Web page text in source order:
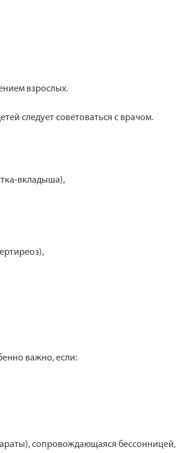
взрослых.
следует советоваться с врачом.
вкладыша),
важно, если:
сопровождающаяся бессонницей,